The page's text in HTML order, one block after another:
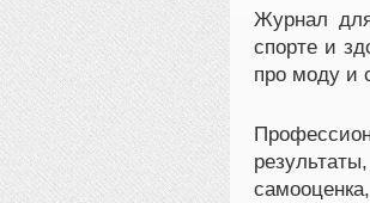
Журнал
спорте и
про моду и